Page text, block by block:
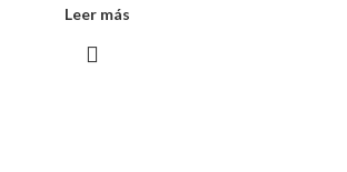
Leer más